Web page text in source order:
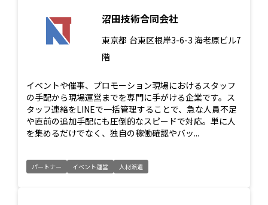
沼田技術合同会社
東京都 台東区根岸3-6-3 海老原ビル7
階
イベントや催事、プロモーション現場におけるスタッフ
の手配から現場運営までを専門に手がける企業です。ス
タッフ連絡をLINEで一括管理することで、急な人員不足
や直前の追加手配にも圧倒的なスピードで対応。単に人
を集めるだけでなく、独自の稼働確認やバッ...
パートナー イベント運営 人材派遣